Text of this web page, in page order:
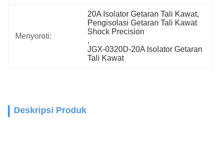
Menyoroti:
20A Isolator Getaran Tali Kawat,
Pengisolasi Getaran Tali Kawat
Shock Precision
,
JGX-0320D-20A Isolator Getaran
Tali Kawat
Deskripsi Produk